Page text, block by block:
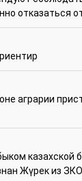
отказаться
аграрии
казахской
Жүрек из ЗКО